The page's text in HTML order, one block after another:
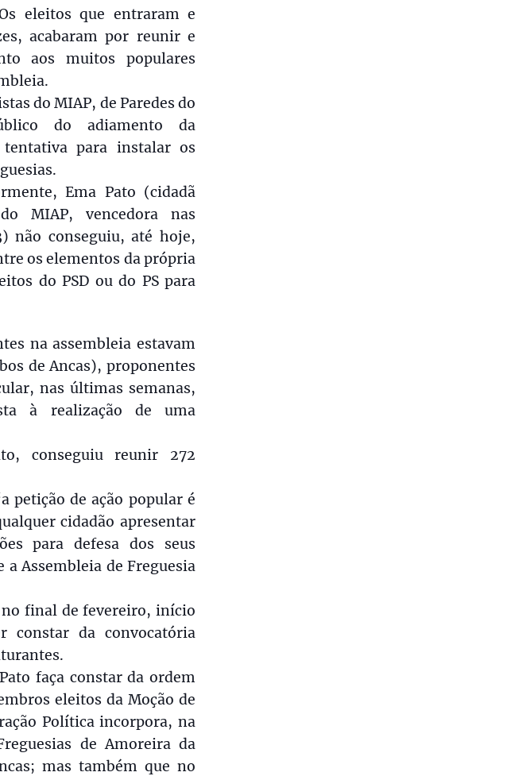
eleitos que entraram e
acabaram por reunir e
aos muitos populares
do MIAP, de Paredes do
do adiamento da
tentativa para instalar os
Ema Pato (cidadã
MIAP, vencedora nas
não conseguiu, até hoje,
os elementos da própria
do PSD ou do PS para
na assembleia estavam
de Ancas), proponentes
nas últimas semanas,
à realização de uma
conseguiu reunir 272
petição de ação popular é
cidadão apresentar
para defesa dos seus
Assembleia de Freguesia
no final de fevereiro, início
constar da convocatória
faça constar da ordem
eleitos da Moção de
Política incorpora, na
de Amoreira da
mas também que no